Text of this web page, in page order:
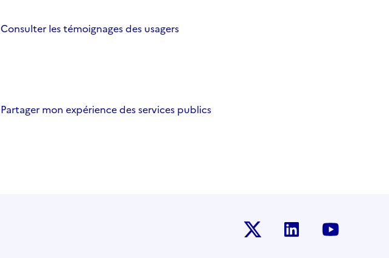
Consulter les témoignages des usagers
Partager mon expérience des services publics
Twitter-x Linkedin